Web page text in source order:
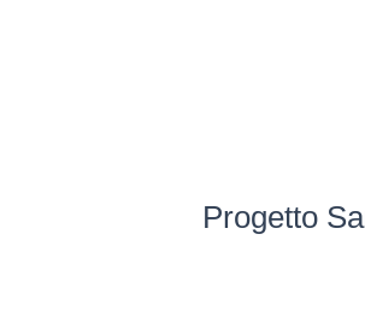
Progetto